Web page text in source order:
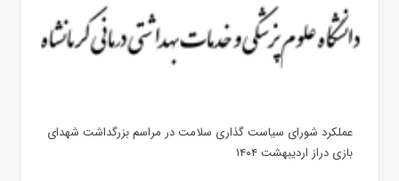
عملکرد شورای سیاست گذاری سلامت در مراسم بزرگداشت شهدای
بازی دراز اردیبهشت ۱۴۰۴